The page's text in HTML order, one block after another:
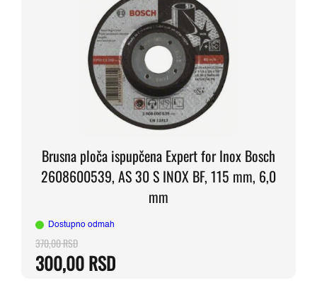
Brusna ploča ispupčena Expert for Inox Bosch
2608600539, AS 30 S INOX BF, 115 mm, 6,0
mm
Dostupno odmah
370,00RSDOriginalna
cena
300,00RSD
Trenutna
cena